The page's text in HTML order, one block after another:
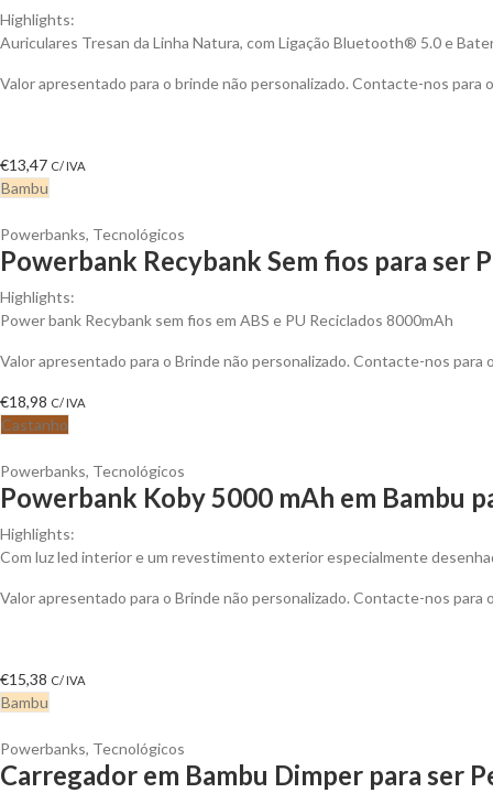
Highlights:
Auriculares Tresan da Linha Natura, com Ligação Bluetooth® 5.0 e
Valor apresentado para o brinde não personalizado. Contacte-nos
€13,47 C/ IVA
Bambu
Powerbanks, Tecnológicos
Powerbank Recybank Sem fios para ser
Highlights:
Power bank Recybank sem fios em ABS e PU Reciclados 8000mAh
Valor apresentado para o Brinde não personalizado. Contacte-nos
€18,98 C/ IVA
Castanho
Powerbanks, Tecnológicos
Powerbank Koby 5000 mAh em Bambu
Highlights:
Com luz led interior e um revestimento exterior especialmente
Valor apresentado para o Brinde não personalizado. Contacte-nos
€15,38 C/ IVA
Bambu
Powerbanks, Tecnológicos
Carregador em Bambu Dimper para ser